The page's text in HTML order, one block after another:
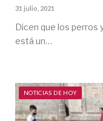
31 julio, 2021
Dicen que los perros
está un…
NOTICIAS DE HOY